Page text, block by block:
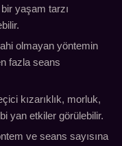
yaşam tarzı
olmayan yöntemin
fazla seans
kızarıklık, morluk,
yan etkiler görülebilir.
ve seans sayısına